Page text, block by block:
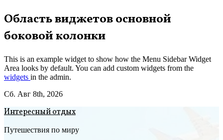
Перейти
к
содержимому
Область виджетов основной
боковой колонки
This is an example widget to show how the Menu Sidebar Widget
Area looks by default. You can add custom widgets from the
widgets in the admin.
Сб. Авг 8th, 2026
Интересный отдых
Путешествия по миру